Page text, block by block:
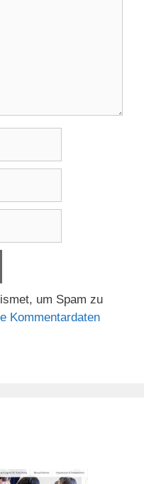
um Spam zu
Kommentardaten